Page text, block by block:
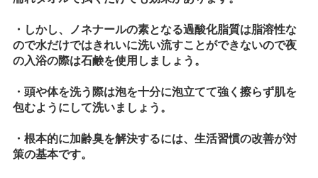
・しかし、ノネナールの素となる過酸化脂質は脂溶性な
ので水だけではきれいに洗い流すことができないので夜
の入浴の際は石鹸を使用しましょう。
・頭や体を洗う際は泡を十分に泡立てて強く擦らず肌を
包むようにして洗いましょう。
・根本的に加齢臭を解決するには、生活習慣の改善が対
策の基本です。